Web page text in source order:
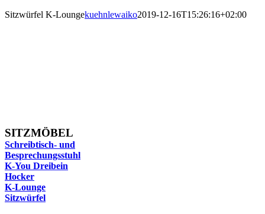
Sitzwürfel K-Loungekuehnlewaiko2019-12-16T15:26:16+02:00
SITZMÖBEL
Schreibtisch- und
Besprechungsstuhl
K-You Dreibein
Hocker
K-Lounge
Sitzwürfel